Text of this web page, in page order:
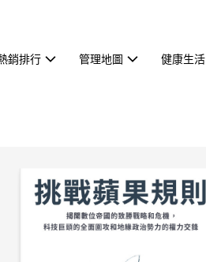
銷排行 管理地圖 健康生活